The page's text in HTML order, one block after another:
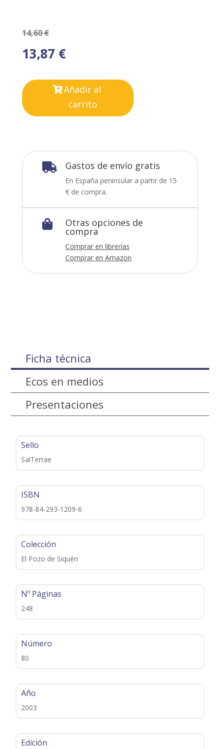
14,60€
13,87 €
Añadir al
carrito
 Gastos de envío gratis
En España peninsular a partir de 15
€ de compra.
 Otras opciones de
compra
Comprar en librerías
Comprar en Amazon
Ficha técnica
Ecos en medios
Presentaciones
Sello
SalTerrae
ISBN
978-84-293-1209-6
Colección
El Pozo de Siquén
Nº Páginas
248
Número
80
Año
2003
Edición